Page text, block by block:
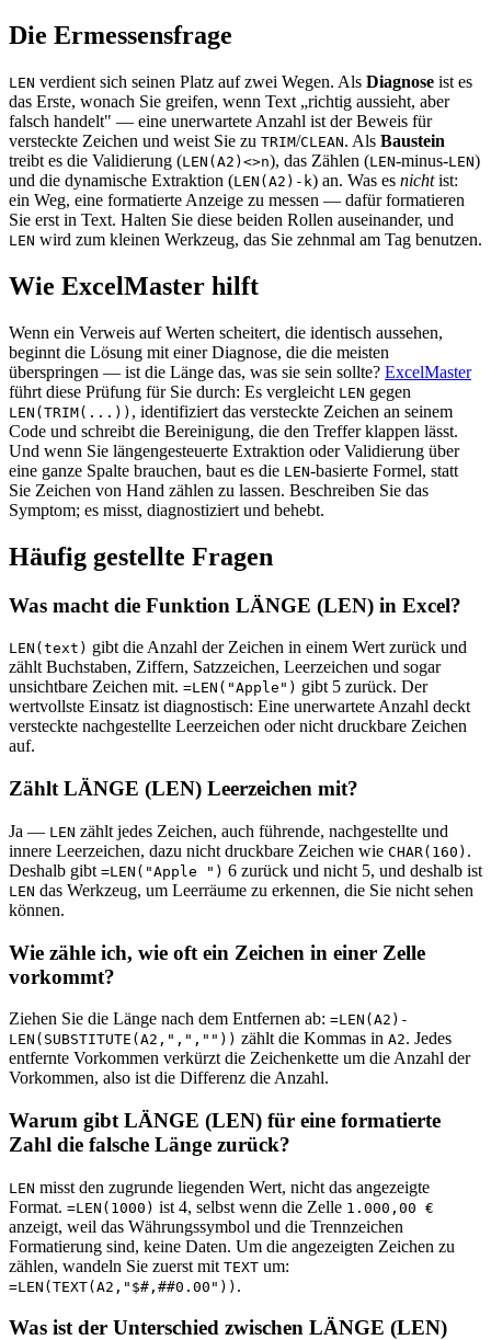
Die Ermessensfrage
LEN verdient sich seinen Platz auf zwei Wegen. Als Diagnose ist es
das Erste, wonach Sie greifen, wenn Text „richtig aussieht, aber
falsch handelt" — eine unerwartete Anzahl ist der Beweis für
versteckte Zeichen und weist Sie zu TRIM/CLEAN. Als Baustein
treibt es die Validierung (LEN(A2)<>n), das Zählen (LEN-minus-LEN)
und die dynamische Extraktion (LEN(A2)-k) an. Was es nichtist:
ein Weg, eine formatierte Anzeige zu messen — dafür formatieren
Sie erst in Text. Halten Sie diese beiden Rollen auseinander, und
LEN wird zum kleinen Werkzeug, das Sie zehnmal am Tag benutzen.
Wie ExcelMaster hilft
Wenn ein Verweis auf Werten scheitert, die identisch aussehen,
beginnt die Lösung mit einer Diagnose, die die meisten
überspringen — ist die Länge das, was sie sein sollte? ExcelMaster
führt diese Prüfung für Sie durch: Es vergleicht LEN gegen
LEN(TRIM(...)) , identifiziert das versteckte Zeichen an seinem
Code und schreibt die Bereinigung, die den Treffer klappen lässt.
Und wenn Sie längengesteuerte Extraktion oder Validierung über
eine ganze Spalte brauchen, baut es die LEN-basierte Formel, statt
Sie Zeichen von Hand zählen zu lassen. Beschreiben Sie das
Symptom; es misst, diagnostiziert und behebt.
Häufig gestellte Fragen
Was macht die Funktion LÄNGE (LEN) in Excel?
LEN(text) gibt die Anzahl der Zeichen in einem Wert zurück und
zählt Buchstaben, Ziffern, Satzzeichen, Leerzeichen und sogar
unsichtbare Zeichen mit. =LEN("Apple") gibt 5 zurück. Der
wertvollste Einsatz ist diagnostisch: Eine unerwartete Anzahl deckt
versteckte nachgestellte Leerzeichen oder nicht druckbare Zeichen
auf.
Zählt LÄNGE (LEN) Leerzeichen mit?
Ja — LEN zählt jedes Zeichen, auch führende, nachgestellte und
innere Leerzeichen, dazu nicht druckbare Zeichen wie CHAR(160) .
Deshalb gibt =LEN("Apple ") 6 zurück und nicht 5, und deshalb ist
LEN das Werkzeug, um Leerräume zu erkennen, die Sie nicht sehen
können.
Wie zähle ich, wie oft ein Zeichen in einer Zelle
vorkommt?
Ziehen Sie die Länge nach dem Entfernen ab: =LEN(A2)-
LEN(SUBSTITUTE(A2,",","")) zählt die Kommas in A2. Jedes
entfernte Vorkommen verkürzt die Zeichenkette um die Anzahl der
Vorkommen, also ist die Differenz die Anzahl.
Warum gibt LÄNGE (LEN) für eine formatierte
Zahl die falsche Länge zurück?
LEN misst den zugrunde liegenden Wert, nicht das angezeigte
Format. =LEN(1000) ist 4, selbst wenn die Zelle 1.000,00 €
anzeigt, weil das Währungssymbol und die Trennzeichen
Formatierung sind, keine Daten. Um die angezeigten Zeichen zu
zählen, wandeln Sie zuerst mit TEXT um:
=LEN(TEXT(A2,"$#,##0.00")) .
Was ist der Unterschied zwischen LÄNGE (LEN)